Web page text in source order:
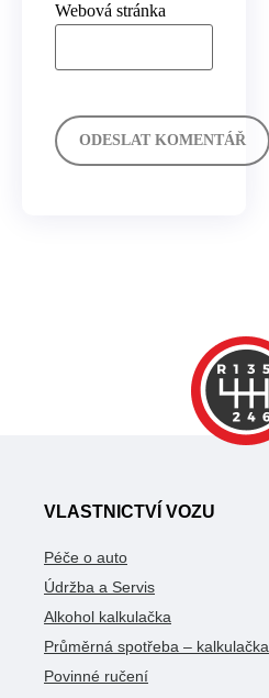
Webová stránka
VLASTNICTVÍ VOZU
Péče o auto
Údržba a Servis
Alkohol kalkulačka
Průměrná spotřeba – kalkulačka
Povinné ručení